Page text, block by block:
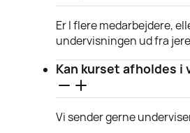
Er I flere medarbejdere,
undervisningen ud fra
Kan kurset afholdes i
Vi sender gerne